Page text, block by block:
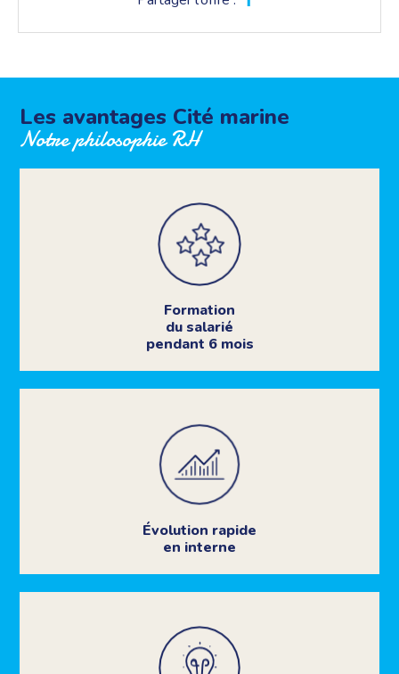
Les avantages Cité marine
Notre philosophie RH
Formation
du salarié
pendant 6 mois
Évolution rapide
en interne